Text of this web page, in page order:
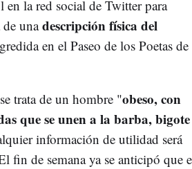
en la red social de Twitter para
de unadescripción física del
en el Paseo de los Poetas de
trata de un hombre "obeso, con
que se unen a la barba, bigote
información de utilidad será
fin de semana ya se anticipó que